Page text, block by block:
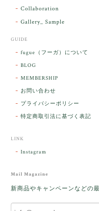
た人に幸せが訪れる」
パサラン。とっても素
憶違いもありましたが
した。
をあたたかく迎
しく思います
ランパサラン」
Collaboration
Gallery_ Sample
GUIDE
fugue（フーガ）について
BLOG
MEMBERSHIP
お問い合わせ
プライバシーポリシー
特定商取引法に基づく表記
LINK
Instagram
Mail Magazine
新商品やキャンペーンなどの